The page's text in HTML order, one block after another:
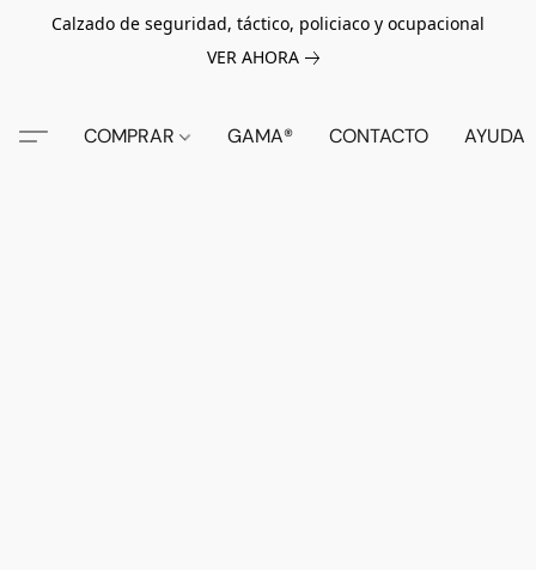
Calzado de seguridad, táctico, policiaco y ocupacional
VER AHORA
COMPRAR GAMA® CONTACTO AYUDA